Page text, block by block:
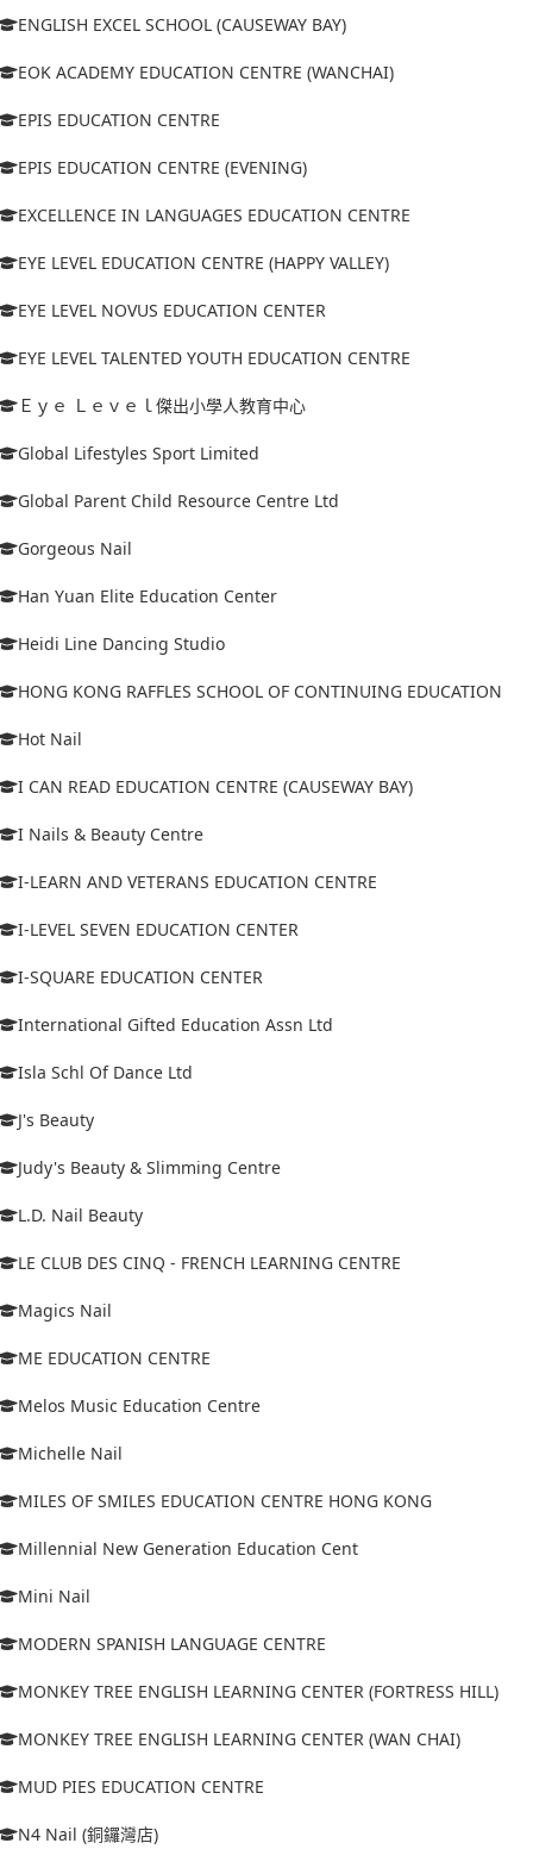
ENGLISH EXCEL SCHOOL (CAUSEWAY BAY)
EOK ACADEMY EDUCATION CENTRE (WANCHAI)
EPIS EDUCATION CENTRE
EPIS EDUCATION CENTRE (EVENING)
EXCELLENCE IN LANGUAGES EDUCATION CENTRE
EYE LEVEL EDUCATION CENTRE (HAPPY VALLEY)
EYE LEVEL NOVUS EDUCATION CENTER
EYE LEVEL TALENTED YOUTH EDUCATION CENTRE
Ｅｙｅ Ｌｅｖｅｌ傑出小學人教育中心
Global Lifestyles Sport Limited
Global Parent Child Resource Centre Ltd
Gorgeous Nail
Han Yuan Elite Education Center
Heidi Line Dancing Studio
HONG KONG RAFFLES SCHOOL OF CONTINUING EDUCATION
Hot Nail
I CAN READ EDUCATION CENTRE (CAUSEWAY BAY)
I Nails & Beauty Centre
I-LEARN AND VETERANS EDUCATION CENTRE
I-LEVEL SEVEN EDUCATION CENTER
I-SQUARE EDUCATION CENTER
International Gifted Education Assn Ltd
Isla Schl Of Dance Ltd
J's Beauty
Judy's Beauty & Slimming Centre
L.D. Nail Beauty
LE CLUB DES CINQ - FRENCH LEARNING CENTRE
Magics Nail
ME EDUCATION CENTRE
Melos Music Education Centre
Michelle Nail
MILES OF SMILES EDUCATION CENTRE HONG KONG
Millennial New Generation Education Cent
Mini Nail
MODERN SPANISH LANGUAGE CENTRE
MONKEY TREE ENGLISH LEARNING CENTER (FORTRESS HILL)
MONKEY TREE ENGLISH LEARNING CENTER (WAN CHAI)
MUD PIES EDUCATION CENTRE
N4 Nail (銅鑼灣店)